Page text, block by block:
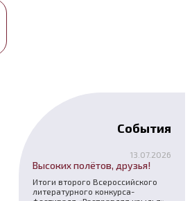
События
13.07.2026
Высоких полётов, друзья!
Итоги второго Всероссийского
литературного конкурса-